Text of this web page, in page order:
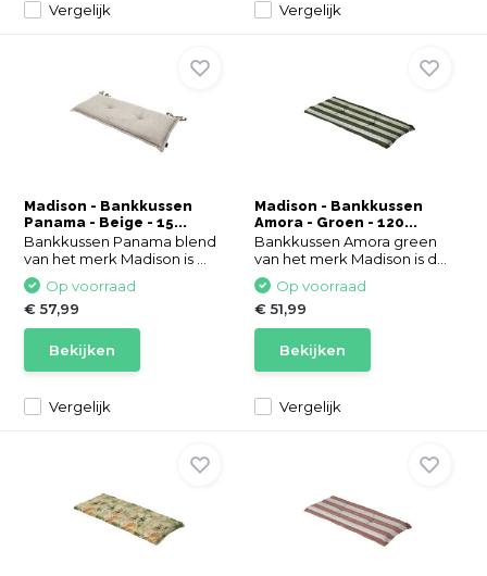
Vergelijk Vergelijk
Madison - Bankkussen
Panama - Beige - 15...
Bankkussen Panama blend
van het merk Madison is ...
Vergelijk
Op voorraad
€ 57,99
Bekijken
Madison - Bankkussen
Amora - Groen - 120...
Bankkussen Amora green
van het merk Madison is d...
Vergelijk
Op voorraad
€ 51,99
Bekijken